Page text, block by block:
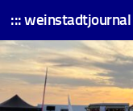
Skip to content
::: weinstadtjournal